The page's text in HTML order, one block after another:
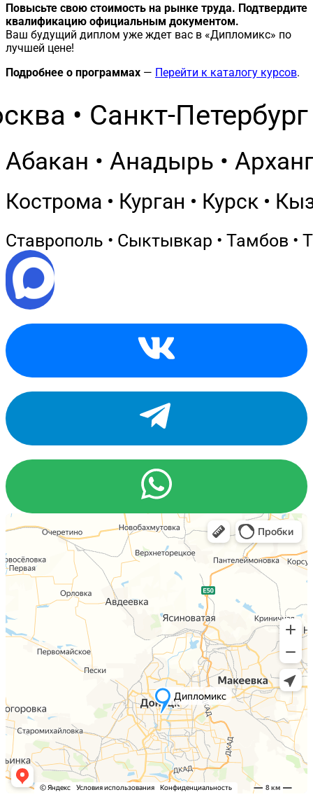
Повысьте свою стоимость на рынке труда. Подтвердите
квалификацию официальным документом.
Ваш будущий диплом уже ждет вас в «Дипломикс» по
лучшей цене!
Подробнее о программах — Перейти к каталогу курсов.
• Санкт-
Абакан • Анадырь •
Кострома • Курган • Курск •
Ставрополь • Сыктывкар • Тамбов •